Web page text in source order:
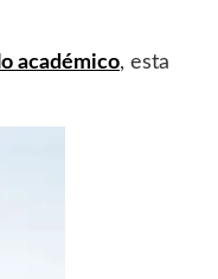
académico, esta